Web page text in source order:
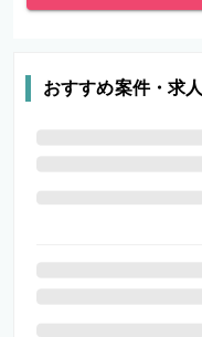
おすすめ案件・求人